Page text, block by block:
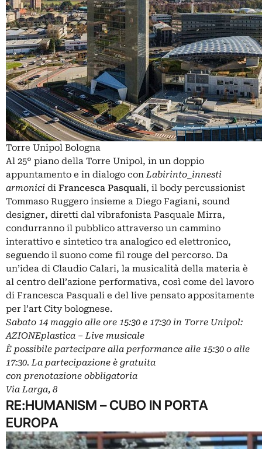
Torre Unipol Bologna
Al 25° piano della Torre Unipol, in un doppio
appuntamento e in dialogo conLabirinto_innesti
armonici di Francesca Pasquali, il body percussionist
Tommaso Ruggero insieme a Diego Fagiani, sound
designer, diretti dal vibrafonista Pasquale Mirra,
condurranno il pubblico attraverso un cammino
interattivo e sintetico tra analogico ed elettronico,
seguendo il suono come fil rouge del percorso. Da
un’idea di Claudio Calari, la musicalità della materia è
al centro dell’azione performativa, così come del lavoro
di Francesca Pasquali e del live pensato appositamente
per l’art City bolognese.
Sabato 14 maggio alle ore 15:30 e 17:30 in Torre Unipol:
AZIONEplastica – Live musicale
È possibile partecipare alla performance alle 15:30 o alle
17:30. La partecipazione è gratuita
con prenotazione obbligatoria
Via Larga, 8
RE:HUMANISM – CUBO IN PORTA
EUROPA